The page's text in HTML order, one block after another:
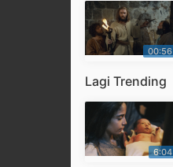
00:56
Lagi Trending
6:04